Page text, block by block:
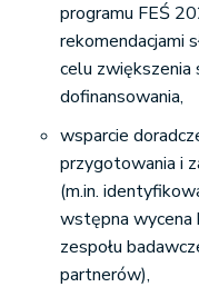
programu FEŚ
rekomendacjami
celu zwiększenia
dofinansowania,
wsparcie
przygotowania i
(m.in.
wstępna wycena
zespołu
partnerów),